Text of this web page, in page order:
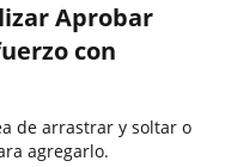
Aprobar
con
de arrastrar y soltar o
agregarlo.